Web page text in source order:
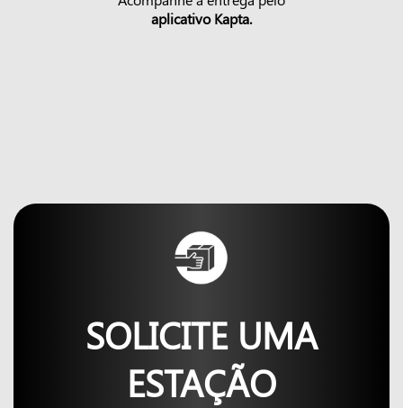
aplicativo Kapta.
SOLICITE UMA
ESTAÇÃO